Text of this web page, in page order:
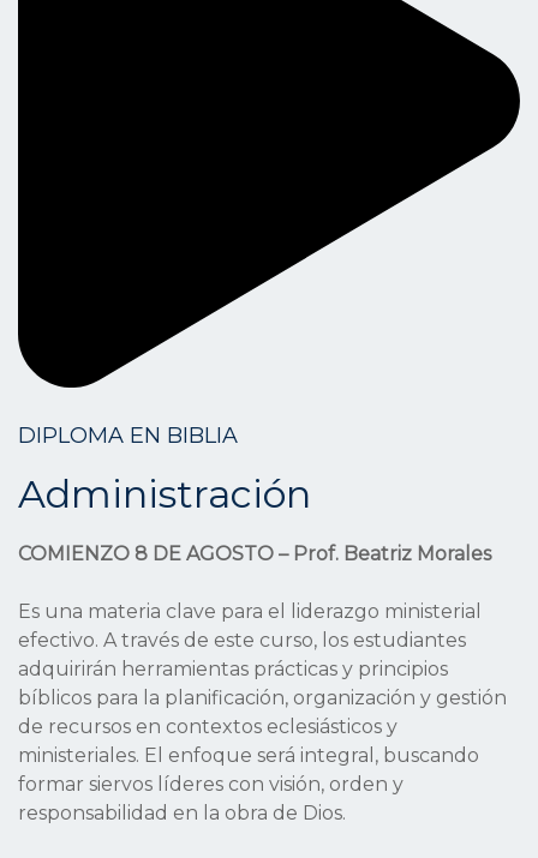
DIPLOMA EN BIBLIA
Administración
COMIENZO 8 DE AGOSTO – Prof. Beatriz Morales
Es una materia clave para el liderazgo ministerial
efectivo. A través de este curso, los estudiantes
adquirirán herramientas prácticas y principios
bíblicos para la planificación, organización y gestión
de recursos en contextos eclesiásticos y
ministeriales. El enfoque será integral, buscando
formar siervos líderes con visión, orden y
responsabilidad en la obra de Dios.